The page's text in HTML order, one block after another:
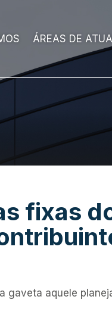
ÁREAS DE
fixas
gaveta aquele